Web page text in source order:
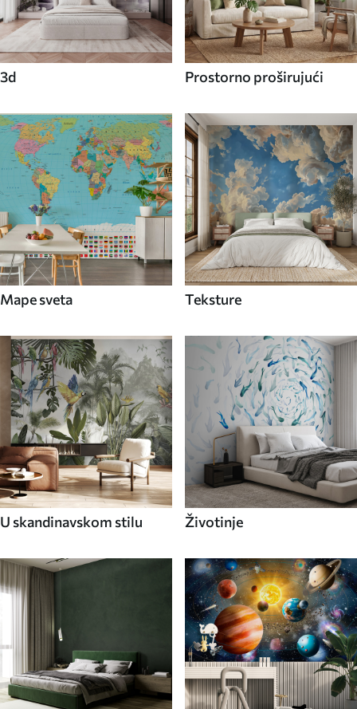
3d Prostorno proširujući
Mape sveta Teksture
U skandinavskom stilu Životinje